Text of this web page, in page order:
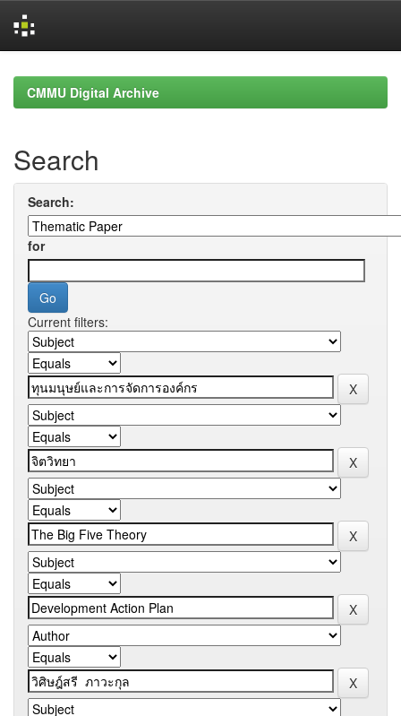
navigationCMMU Digital Archive
Search
Search:
for
Current filters: